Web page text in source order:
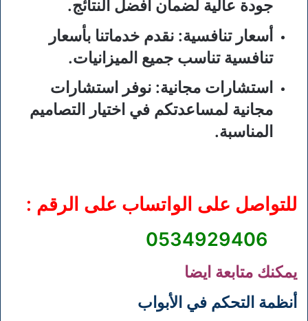
جودة عالية لضمان أفضل النتائج.
أسعار تنافسية: نقدم خدماتنا بأسعار
تنافسية تناسب جميع الميزانيات.
استشارات مجانية: نوفر استشارات
مجانية لمساعدتكم في اختيار التصاميم
المناسبة.
للتواصل على الواتساب على الرقم :
يمكنك متابعة ايضا
أنظمة التحكم في الأبواب